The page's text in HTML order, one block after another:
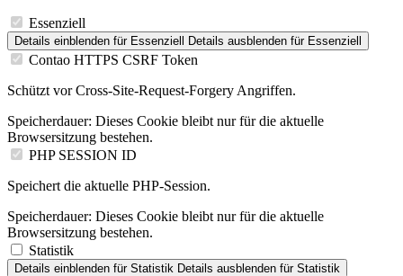
Essenziell
Details einblenden für Essenziell Details ausblenden für Essenziell
Contao HTTPS CSRF Token
Schützt vor Cross-Site-Request-Forgery Angriffen.
Speicherdauer: Dieses Cookie bleibt nur für die aktuelle
Browsersitzung bestehen.
PHP SESSION ID
Speichert die aktuelle PHP-Session.
Speicherdauer: Dieses Cookie bleibt nur für die aktuelle
Browsersitzung bestehen.
Statistik
Details einblenden für Statistik Details ausblenden für Statistik